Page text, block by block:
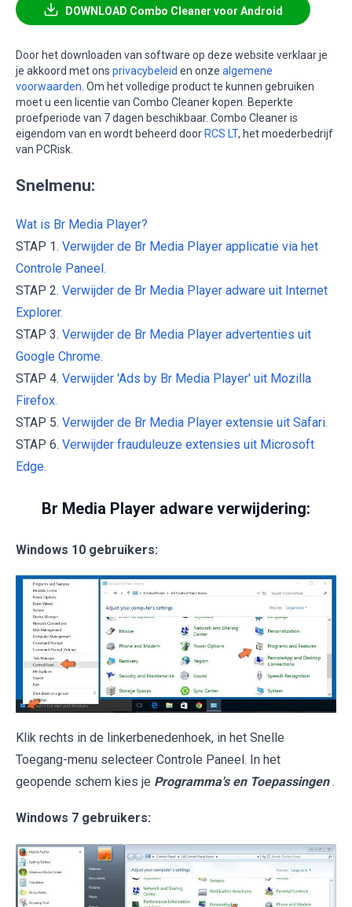
DOWNLOAD Combo Cleaner voor Android
Door het downloaden van software op deze website verklaar je
je akkoord met ons privacybeleid en onze algemene
voorwaarden. Om het volledige product te kunnen gebruiken
moet u een licentie van Combo Cleaner kopen. Beperkte
proefperiode van 7 dagen beschikbaar. Combo Cleaner is
eigendom van en wordt beheerd door RCS LT, het moederbedrijf
van PCRisk.
Snelmenu:
Wat is Br Media Player?
STAP 1. Verwijder de Br Media Player applicatie via het
Controle Paneel.
STAP 2. Verwijder de Br Media Player adware uit Internet
Explorer.
STAP 3. Verwijder de Br Media Player advertenties uit
Google Chrome.
STAP 4. Verwijder 'Ads by Br Media Player' uit Mozilla
Firefox.
STAP 5. Verwijder de Br Media Player extensie uit Safari.
STAP 6. Verwijder frauduleuze extensies uit Microsoft
Edge.
Br Media Player adware verwijdering:
Windows 10 gebruikers:
Klik rechts in de linkerbenedenhoek, in het Snelle
Toegang-menu selecteer Controle Paneel. In het
geopende schem kies je Programma's en Toepassingen .
Windows 7 gebruikers: